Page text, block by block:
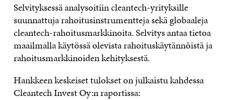
Selvityksessä analysoitiin cleantech-yrityksille
suunnattuja rahoitusinstrumentteja sekä globaaleja
cleantech-rahoitusmarkkinoita. Selvitys antaa tietoa
maailmalla käytössä olevista rahoituskäytännöistä ja
rahoitusmarkkinoiden kehityksestä.
Hankkeen keskeiset tulokset on julkaistu kahdessa
Cleantech Invest Oy:n raportissa: